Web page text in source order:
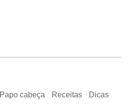
Papo cabeça Receitas
Dicas